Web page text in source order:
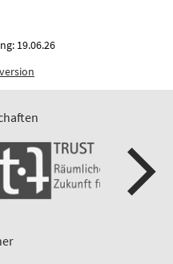
19.06.26